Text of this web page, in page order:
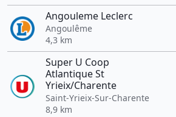
Angouleme Leclerc
Angoulême
4,3 km
Super U Coop
Atlantique St
Yrieix/Charente
Saint-Yrieix-Sur-Charente
8,9 km